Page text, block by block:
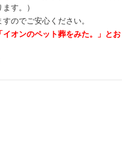
す。）
のでご安心ください。
イオンのペット葬をみた。」とお